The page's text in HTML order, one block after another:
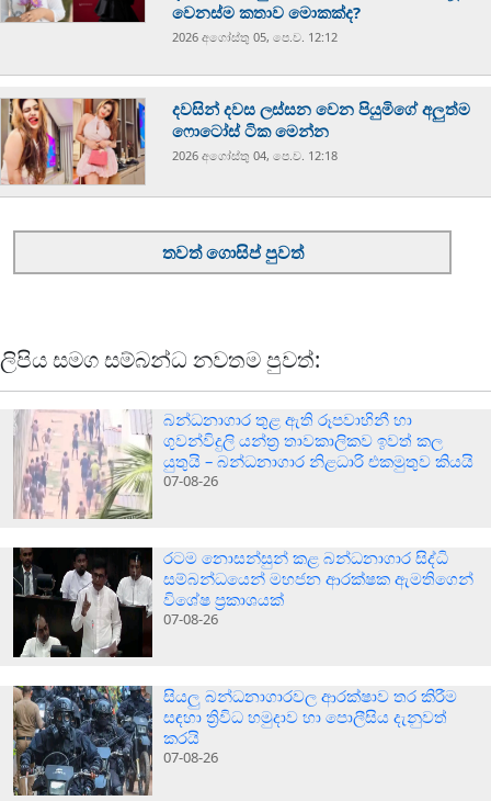
වෙනස්ම කතාව මොකක්ද?
2026 අගෝස්‍තු 05, පෙ.ව. 12:12
දවසින් දවස ලස්සන වෙන පියුමිගේ අලුත්ම
ෆොටෝස් ටික මෙන්න
2026 අගෝස්‍තු 04, පෙ.ව. 12:18
තවත් ගොසිප් පුවත්
ලිපිය සමග සම්බන්ධ නවතම පුවත්:
බන්ධනාගාර තුළ ඇති රූපවාහිනී හා
ගුවන්විදුලි යන්ත්‍ර තාවකාලිකව ඉවත් කල
යුතුයි – බන්ධනාගාර නිළධාරි එකමුතුව කියයි
07-08-26
රටම නොසන්සුන් කළ බන්ධනාගාර සිද්ධි
සම්බන්ධයෙන් මහජන ආරක්ෂක ඇමතිගෙන්
විශේෂ ප්‍රකාශයක්
07-08-26
සියලු බන්ධනාගාරවල ආරක්ෂාව තර කිරීම
සඳහා ත්‍රිවිධ හමුදාව හා පොලීසිය දැනුවත්
කරයි
07-08-26